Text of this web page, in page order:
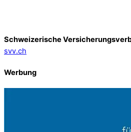
Schweizerische
svv.ch
Werbung